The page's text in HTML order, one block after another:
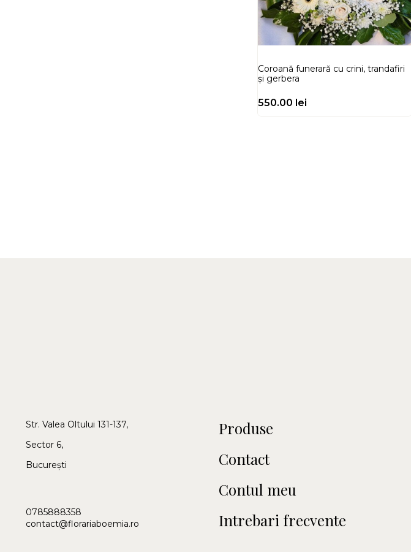
Coroană funerară cu crini, trandafiri
și gerbera
550.00 lei
Str. Valea Oltului 131-137,
Sector 6,
București
0785888358
contact@florariaboemia.ro
Produse
Contact
Contul meu
Intrebari frecvente